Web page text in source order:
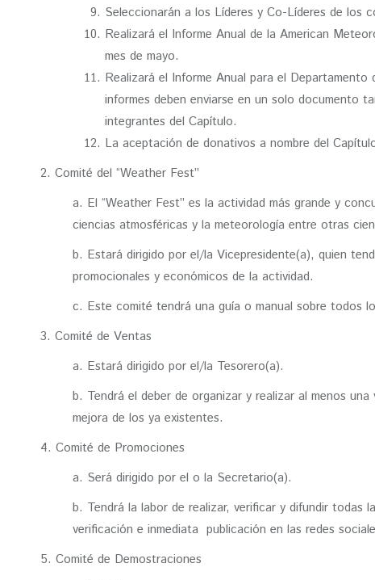
Seleccionarán a los Líderes y Co-Líderes de los
Realizará el Informe Anual de la American
mes de mayo.
Realizará el Informe Anual para el
informes deben enviarse en un solo documento
integrantes del Capítulo.
La aceptación de donativos a nombre del
2. Comité del “Weather Fest”
a. El “Weather Fest” es la actividad más grande y
ciencias atmosféricas y la meteorología entre otras
b. Estará dirigido por el/la Vicepresidente(a), quien
promocionales y económicos de la actividad.
c. Este comité tendrá una guía o manual sobre todos
3. Comité de Ventas
a. Estará dirigido por el/la Tesorero(a).
b. Tendrá el deber de organizar y realizar al menos
mejora de los ya existentes.
4. Comité de Promociones
a. Será dirigido por el o la Secretario(a).
b. Tendrá la labor de realizar, verificar y difundir todas
verificación e inmediata publicación en las redes
5. Comité de Demostraciones